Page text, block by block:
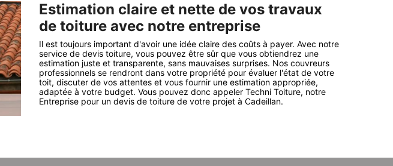
Estimation claire et nette de vos travaux
de toiture avec notre entreprise
Il est toujours important d'avoir une idée claire des coûts à payer. Avec notre
service de devis toiture, vous pouvez être sûr que vous obtiendrez une
estimation juste et transparente, sans mauvaises surprises. Nos couvreurs
professionnels se rendront dans votre propriété pour évaluer l'état de votre
toit, discuter de vos attentes et vous fournir une estimation appropriée,
adaptée à votre budget. Vous pouvez donc appeler Techni Toiture, notre
Entreprise pour un devis de toiture de votre projet à Cadeillan.